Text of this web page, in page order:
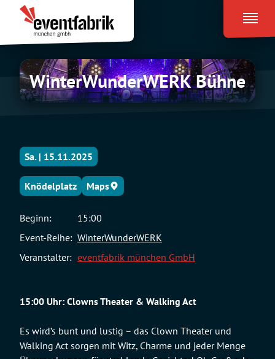
Inhalt
springen
Eventfabrik
München
WinterWunderWERK
Bühne
WinterWunderWERK Bühne
15:00 Uhr: Clowns Theater & Walking Act
Es wird’s bunt und lustig – das Clown Theater und
Walking Act sorgen mit Witz, Charme und jeder Menge
Sa. | 15.11.2025
Knödelplatz Maps
Beginn:
15:00
Event-Reihe: WinterWunderWERK
Veranstalter: eventfabrik münchen GmbH